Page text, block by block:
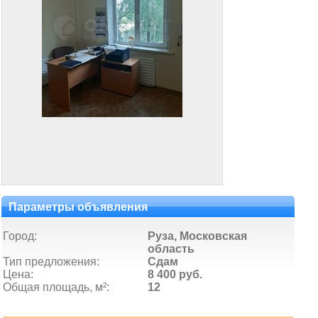
Параметры объявления
Город:
Руза, Московская
область
Тип предложения:
Сдам
Цена:
8 400 руб.
Общая площадь, м²:
12